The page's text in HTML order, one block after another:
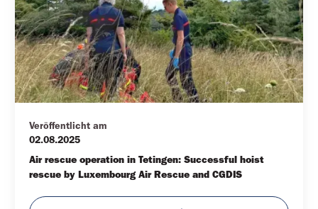
Veröffentlicht am
02.08.2025
Air rescue operation in Tetingen: Successful hoist
rescue by Luxembourg Air Rescue and CGDIS